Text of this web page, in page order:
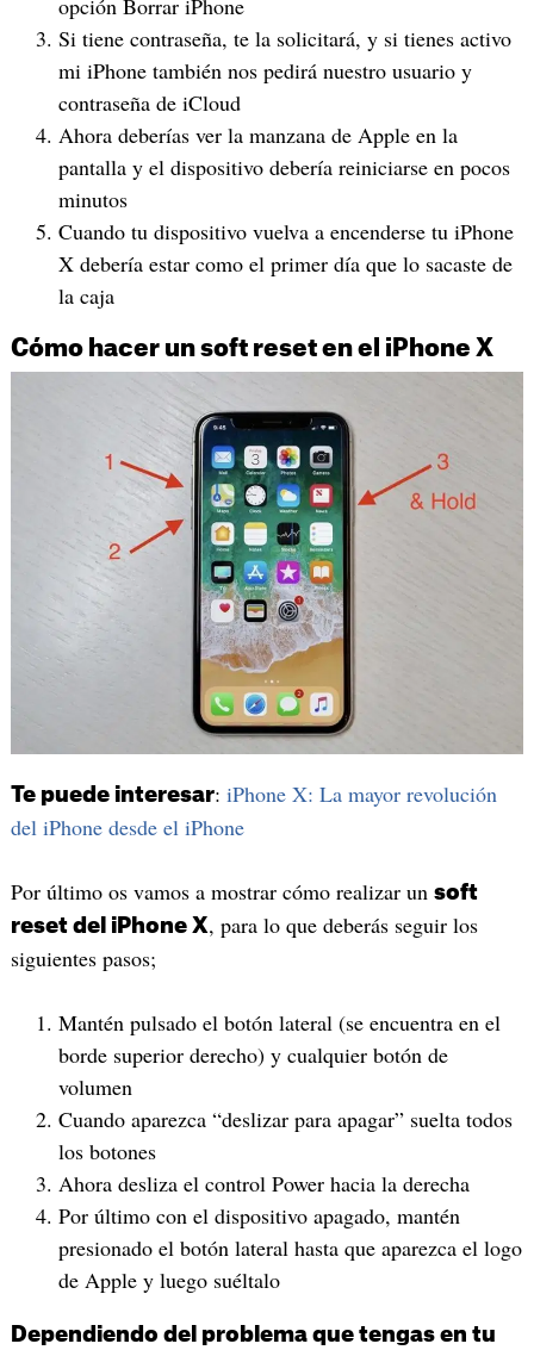
opción Borrar iPhone
Si tiene contraseña, te la solicitará, y si tienes activo
mi iPhone también nos pedirá nuestro usuario y
contraseña de iCloud
Ahora deberías ver la manzana de Apple en la
pantalla y el dispositivo debería reiniciarse en pocos
minutos
Cuando tu dispositivo vuelva a encenderse tu iPhone
X debería estar como el primer día que lo sacaste de
la caja
Cómo hacer un soft reset en el iPhone X
Te puede interesar: iPhone X: La mayor revolución
del iPhone desde el iPhone
Por último os vamos a mostrar cómo realizar un soft
reset del iPhone X, para lo que deberás seguir los
siguientes pasos;
Mantén pulsado el botón lateral (se encuentra en el
borde superior derecho) y cualquier botón de
volumen
Cuando aparezca “deslizar para apagar” suelta todos
los botones
Ahora desliza el control Power hacia la derecha
Por último con el dispositivo apagado, mantén
presionado el botón lateral hasta que aparezca el logo
de Apple y luego suéltalo
Dependiendo del problema que tengas en tu